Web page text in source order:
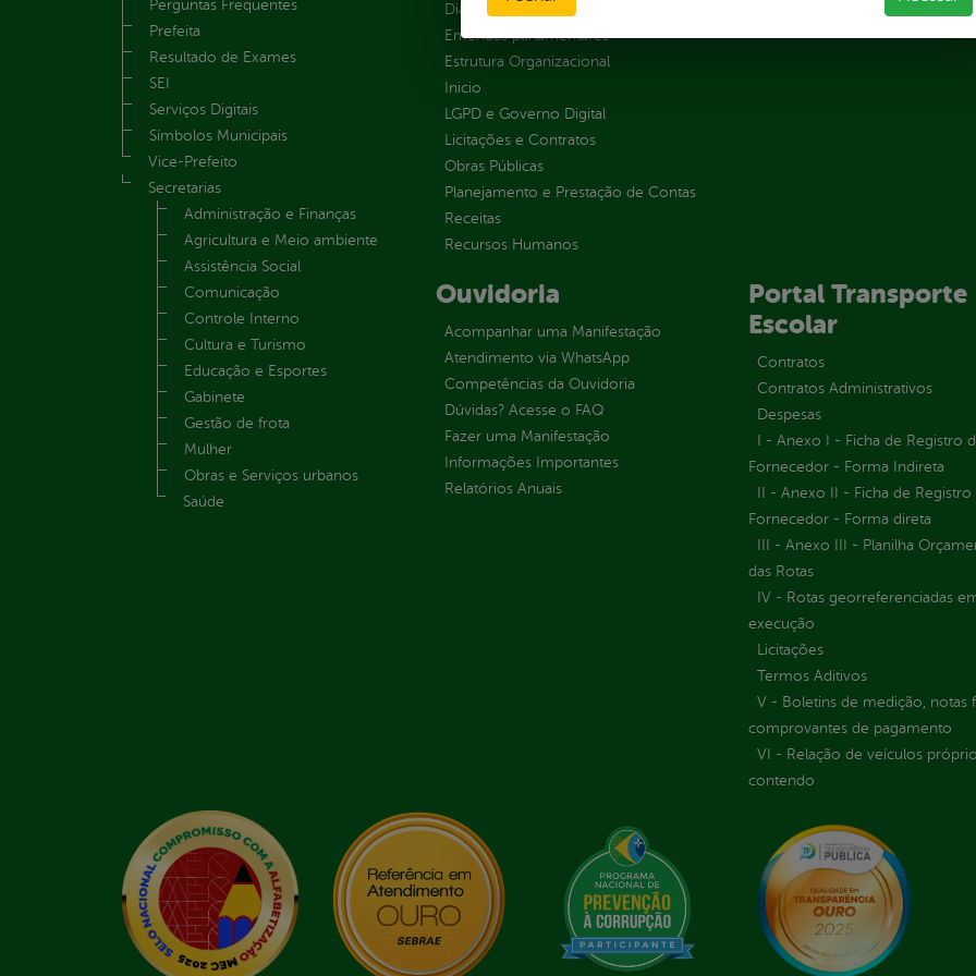
Perguntas Frequentes
Prefeita
Resultado de Exames
SEI
Serviços Digitais
Símbolos Municipais
Vice-Prefeito
Secretarias
Administração e Finanças
Agricultura e Meio ambiente
Assistência Social
Comunicação
Controle Interno
Cultura e Turismo
Educação e Esportes
Gabinete
Gestão de frota
Mulher
Obras e Serviços urbanos
Saúde
Diárias
Emendas parlamentares
Estrutura Organizacional
Inicio
LGPD e Governo Digital
Licitações e Contratos
Obras Públicas
Planejamento e Prestação de Contas
Receitas
Recursos Humanos
Ouvidoria
Acompanhar uma Manifestação
Atendimento via WhatsApp
Competências da Ouvidoria
Dúvidas? Acesse o FAQ
Fazer uma Manifestação
Informações Importantes
Relatórios Anuais
Portal Transporte
Escolar
Contratos
Contratos Administrativos
Despesas
I - Anexo I - Ficha de Registro
Fornecedor - Forma Indireta
II - Anexo II - Ficha de Registro
Fornecedor - Forma direta
III - Anexo III - Planilha
das Rotas
IV - Rotas georreferenciadas
execução
Licitações
Termos Aditivos
V - Boletins de medição, notas
comprovantes de pagamento
VI - Relação de veículos
contendo